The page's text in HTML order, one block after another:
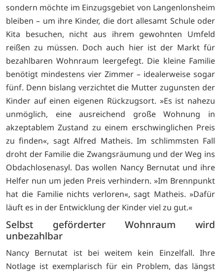
sondern möchte im Einzugsgebiet von Langenlonsheim
bleiben – um ihre Kinder, die dort allesamt Schule oder
Kita besuchen, nicht aus ihrem gewohnten Umfeld
reißen zu müssen. Doch auch hier ist der Markt für
bezahlbaren Wohnraum leergefegt. Die kleine Familie
benötigt mindestens vier Zimmer – idealerweise sogar
fünf. Denn bislang verzichtet die Mutter zugunsten der
Kinder auf einen eigenen Rückzugsort. »Es ist nahezu
unmöglich, eine ausreichend große Wohnung in
akzeptablem Zustand zu einem erschwinglichen Preis
zu finden«, sagt Alfred Matheis. Im schlimmsten Fall
droht der Familie die Zwangsräumung und der Weg ins
Obdachlosenasyl. Das wollen Nancy Bernutat und ihre
Helfer nun um jeden Preis verhindern. »Im Brennpunkt
hat die Familie nichts verloren«, sagt Matheis. »Dafür
läuft es in der Entwicklung der Kinder viel zu gut.«
Selbst geförderter Wohnraum wird
unbezahlbar
Nancy Bernutat ist bei weitem kein Einzelfall. Ihre
Notlage ist exemplarisch für ein Problem, das längst